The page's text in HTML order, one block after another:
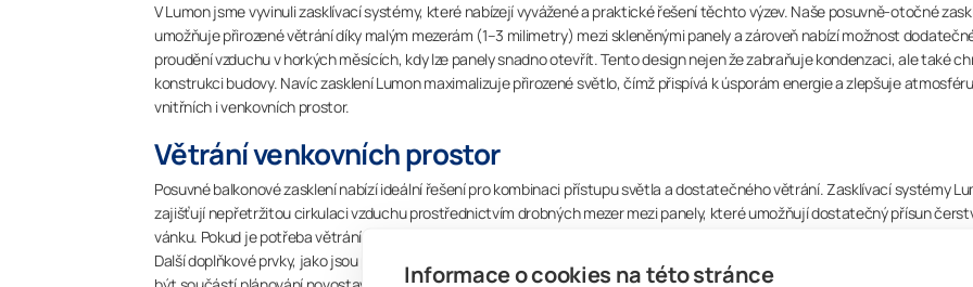
Informace o cookies na této stránce
V Lumon jsme vyvinuli zasklívací systémy, které nabízejí vyvážené a praktické řešení těchto výzev. Naše posuvně-otočné
umožňuje přirozené větrání díky malým mezerám (1–3 milimetry) mezi skleněnými panely a zároveň nabízí možnost
proudění vzduchu v horkých měsících, kdy lze panely snadno otevřít. Tento design nejen že zabraňuje kondenzaci, ale také
konstrukci budovy. Navíc zasklení Lumon maximalizuje přirozené světlo, čímž přispívá k úsporám energie a zlepšuje atmosféru
vnitřních i venkovních prostor.
Větrání venkovních prostor
Posuvné balkonové zasklení nabízí ideální řešení pro kombinaci přístupu světla a dostatečného větrání. Zasklívací systémy
zajišťují nepřetržitou cirkulaci vzduchu prostřednictvím drobných mezer mezi panely, které umožňují dostatečný přísun
vánku. Pokud je potřeba větrání zvýšit – například během letních veder – lze panely snadno posunout a zajistit v otevřené
Další doplňkové prvky, jako jsou plissé žaluzie Visor, pomáhají regulovat teplo a světlo, což z nich činí chytré řešení, které by